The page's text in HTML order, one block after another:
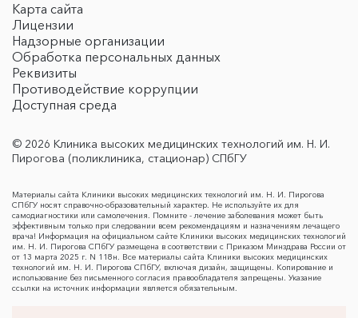
Карта сайта
Лицензии
Надзорные организации
Обработка персональных данных
Реквизиты
Противодействие коррупции
Доступная среда
© 2026 Клиника высоких медицинских технологий им. Н. И.
Пирогова (поликлиника, стационар) СПбГУ
Материалы сайта Клиники высоких медицинских технологий им. Н. И. Пирогова
СПбГУ носят справочно-образовательный характер. Не используйте их для
самодиагностики или самолечения. Помните - лечение заболевания может быть
эффективным только при следовании всем рекомендациям и назначениям лечащего
врача! Информация на официальном сайте Клиники высоких медицинских технологий
им. Н. И. Пирогова СПбГУ размещена в соответствии с Приказом Минздрава России от
от 13 марта 2025 г. N 118н. Все материалы сайта Клиники высоких медицинских
технологий им. Н. И. Пирогова СПбГУ, включая дизайн, защищены. Копирование и
использование без письменного согласия правообладателя запрещены. Указание
ссылки на источник информации является обязательным.